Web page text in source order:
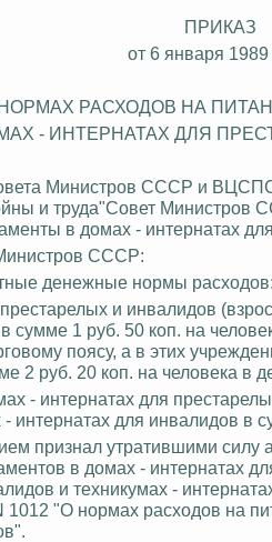
ПРИКАЗ
от 6 января 1989
РАСХОДОВ НА
- ИНТЕРНАТАХ ДЛЯ
Министров СССР и
и труда"Совет Министров
в домах - интернатах
СССР:
денежные нормы расходов:
и инвалидов
сумме 1 руб. 50 коп на
поясу, а в этих
2 руб. 20 коп на человека в
- интернатах для
интернатах для инвалидов в
признал утратившими силу
в домах - интернатах
и техникумах -
"О нормах расходов на